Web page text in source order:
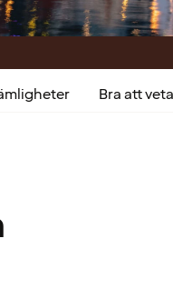
Bra att veta